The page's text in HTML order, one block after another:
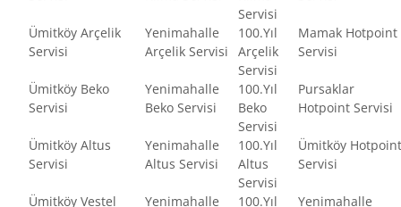
Servisi
Ümitköy Arçelik
Servisi
Yenimahalle
Arçelik Servisi
100.Yıl
Arçelik
Servisi
Mamak Hotpoint
Servisi
Ümitköy Beko
Servisi
Yenimahalle
Beko Servisi
100.Yıl
Beko
Servisi
Pursaklar
Hotpoint Servisi
Ümitköy Altus
Servisi
Yenimahalle
Altus Servisi
100.Yıl
Altus
Servisi
Ümitköy Hotpoint
Servisi
Ümitköy Vestel
Yenimahalle
100.Yıl
Yenimahalle